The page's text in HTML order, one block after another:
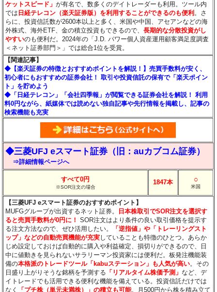
ケットスピード」が有名で、数多くのデイトレーダーも利用。ツール内
では 日経テレコン（楽天証券版）を利用することができるのも便利 。さ
らに、投資信託数が2600本以上と多く、米国や中国、アセアンなどの海
外株式、海外ETF、金の積立投資もできるので、長期的な分散投資がし
やすいのも便利だ。2024年の「J.D. パワー個人資産運用顧客満足度調査
＜ネット証券部門＞」では総合1位を受賞。
【関連記事】
◆【楽天証券の特徴とおすすめポイントを解説！】売買手数料が安く、
初心者にもおすすめの証券会社！ 取引や投資信託の保有で「楽天ポイン
ト」を貯めよう
◆「日経テレコン」「会社四季報」が閲覧できる証券会社を解説！ 利用
料0円ながら、紙媒体では読めない独自記事や先行情報を掲載し、記事の
検索機能も充実
◆三菱UFJ eスマート証券（旧：auカブコム証券）
⇒詳細情報ページへ
すべて0円
※SOR注文の場合
1847本 ○
米国
【三菱UFJ eスマート証券のおすすめポイント】
MUFGグループが出資するネット証券。
日本株取引でSOR注文を選択す
ると売買手数料が0円に！ SOR注文はより条件の良い取引価格を提示す
る注文方法なので、ぜひ活用したい。
「逆指値」や「トレーリングスト
ップ」などの自動売買機能が充実していることも特徴のひとつ。あらか
じめ設定しておけば自動的に購入や利益確定、損切りができるので、日
中に値動きを見られないサラリーマン投資家には便利だ。板発注機能装
備の本格派のトレードツール「kabuステーション」も人気が高い。その
日盛り上がりそうな銘柄を予測する 「リアルタイム株価予測」 など、デ
イトレードでも活用できる便利な機能を備えている。投資信託だけでは
なく
「プチ株（単元未満株）」の積立も可能。月500円から株を積み立て